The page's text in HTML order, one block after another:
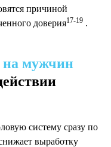
причиной
доверия17-19 .
систему сразу по
выработку